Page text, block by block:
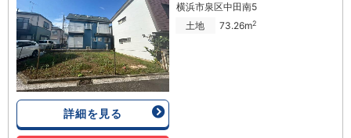
詳細を見る
横浜市泉区中田南5
土地
73.26m2